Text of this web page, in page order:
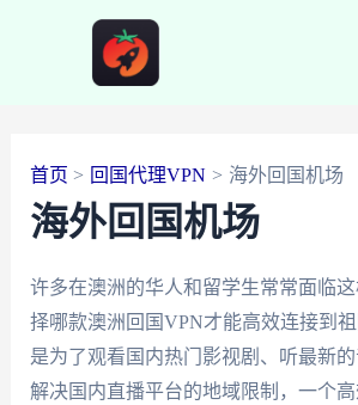
首页 回国代理VPN 海外回国机场
海外回国机场
许多在澳洲的华人和留学生常常面临
择哪款澳洲回国VPN才能高效连接到
是为了观看国内热门影视剧、听最新
解决国内直播平台的地域限制，一个